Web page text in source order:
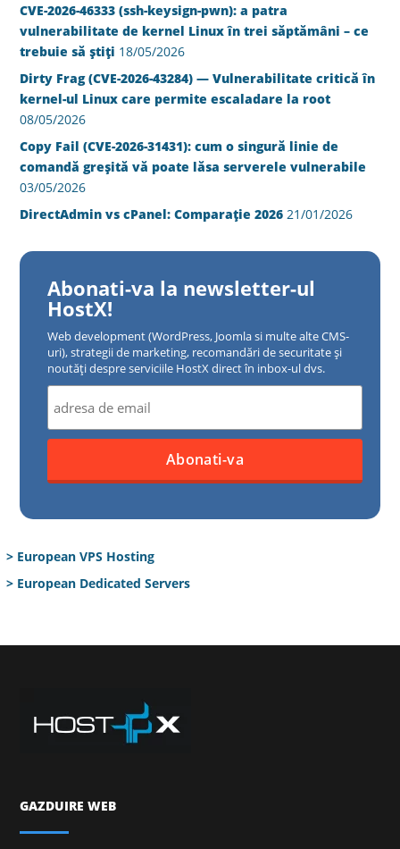
CVE-2026-46333 (ssh-keysign-pwn): a patra
vulnerabilitate de kernel Linux în trei săptămâni – ce
trebuie să știți 18/05/2026
Dirty Frag (CVE-2026-43284) — Vulnerabilitate critică în
kernel-ul Linux care permite escaladare la root
08/05/2026
Copy Fail (CVE-2026-31431): cum o singură linie de
comandă greșită vă poate lăsa serverele vulnerabile
03/05/2026
DirectAdmin vs cPanel: Comparație 2026 21/01/2026
Abonati-va la newsletter-ul
HostX!
Web development (WordPress, Joomla si multe alte CMS-
uri), strategii de marketing, recomandări de securitate și
noutăți despre serviciile HostX direct în inbox-ul dvs.
> European VPS Hosting
> European Dedicated Servers
GAZDUIRE WEB